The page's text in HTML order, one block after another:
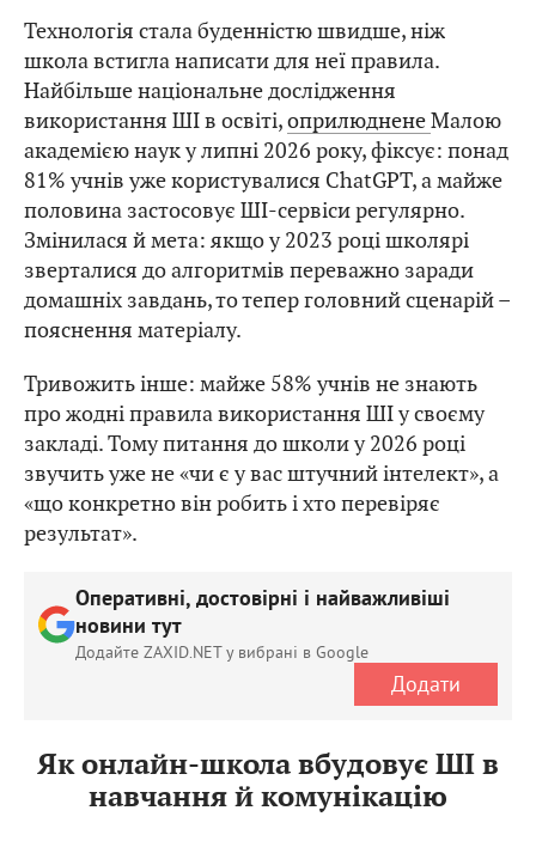
Технологія стала буденністю швидше, ніж
школа встигла написати для неї правила.
Найбільше національне дослідження
використання ШІ в освіті,оприлюдненеМалою
академією наук у липні 2026 року, фіксує: понад
81% учнів уже користувалися ChatGPT, а майже
половина застосовує ШІ-сервіси регулярно.
Змінилася й мета: якщо у 2023 році школярі
зверталися до алгоритмів переважно заради
домашніх завдань, то тепер головний сценарій –
пояснення матеріалу.
Тривожить інше: майже 58% учнів не знають
про жодні правила використання ШІ у своєму
закладі. Тому питання до школи у 2026 році
звучить уже не «чи є у вас штучний інтелект», а
«що конкретно він робить і хто перевіряє
результат».
Оперативні, достовірні і найважливіші
новини тут
Додайте ZAXID.NET у вибрані в Google
Додати
Як онлайн-школа вбудовує ШІ в
навчання й комунікацію